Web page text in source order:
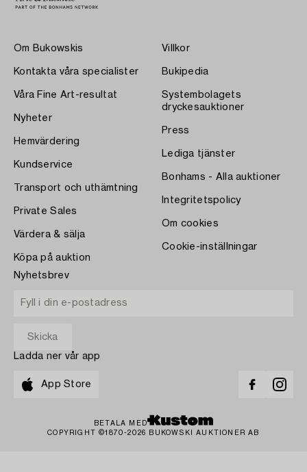
Om Bukowskis
Kontakta våra specialister
Våra Fine Art-resultat
Nyheter
Hemvärdering
Kundservice
Transport och uthämtning
Private Sales
Värdera & sälja
Köpa på auktion
Villkor
Bukipedia
Systembolagets
dryckesauktioner
Press
Lediga tjänster
Bonhams - Alla auktioner
Integritetspolicy
Om cookies
Cookie-inställningar
Nyhetsbrev
Ladda ner vår app
App Store
BETALA MED
COPYRIGHT ©1870-2026 BUKOWSKI AUKTIONER AB